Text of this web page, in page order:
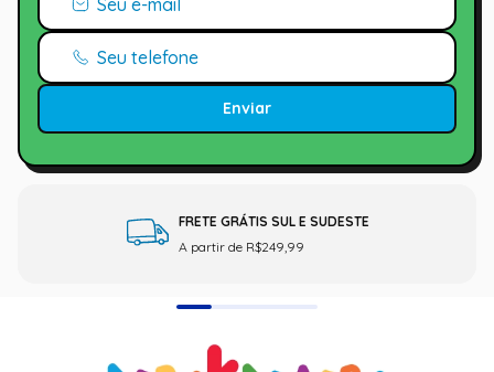
Enviar
FRETE GRÁTIS SUL E SUDESTE
A partir de R$249,99